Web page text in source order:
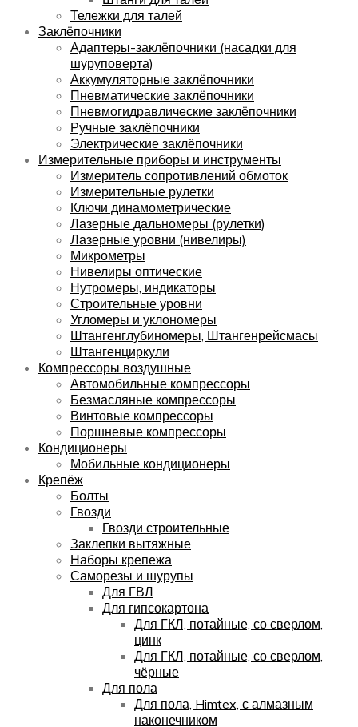
Тележки для талей
Заклёпочники
Адаптеры-заклёпочники (насадки для
шуруповерта)
Аккумуляторные заклёпочники
Пневматические заклёпочники
Пневмогидравлические заклёпочники
Ручные заклёпочники
Электрические заклёпочники
Измерительные приборы и инструменты
Измеритель сопротивлений обмоток
Измерительные рулетки
Ключи динамометрические
Лазерные дальномеры (рулетки)
Лазерные уровни (нивелиры)
Микрометры
Нивелиры оптические
Нутромеры, индикаторы
Строительные уровни
Угломеры и уклономеры
Штангенглубиномеры, Штангенрейсмасы
Штангенциркули
Компрессоры воздушные
Автомобильные компрессоры
Безмасляные компрессоры
Винтовые компрессоры
Поршневые компрессоры
Кондиционеры
Мобильные кондиционеры
Крепёж
Болты
Гвозди
Гвозди строительные
Заклепки вытяжные
Наборы крепежа
Саморезы и шурупы
Для ГВЛ
Для гипсокартона
Для ГКЛ, потайные, со сверлом,
цинк
Для ГКЛ, потайные, со сверлом,
чёрные
Для пола
Для пола, Himtex, с алмазным
наконечником